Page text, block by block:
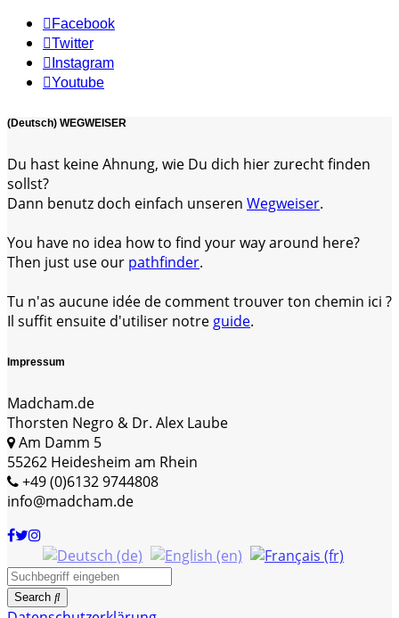
Facebook
Twitter
Instagram
Youtube
(Deutsch) WEGWEISER
Du hast keine Ahnung, wie Du dich hier zurecht finden
sollst?
Dann benutz doch einfach unseren Wegweiser.
You have no idea how to find your way around here?
Then just use our pathfinder.
Tu n'as aucune idée de comment trouver ton chemin ici ?
Il suffit ensuite d'utiliser notre guide.
Impressum
Madcham.de
Thorsten Negro & Dr. Alex Laube
Am Damm 5
55262 Heidesheim am Rhein
+49 (0)6132 9744808
info@madcham.de
Search